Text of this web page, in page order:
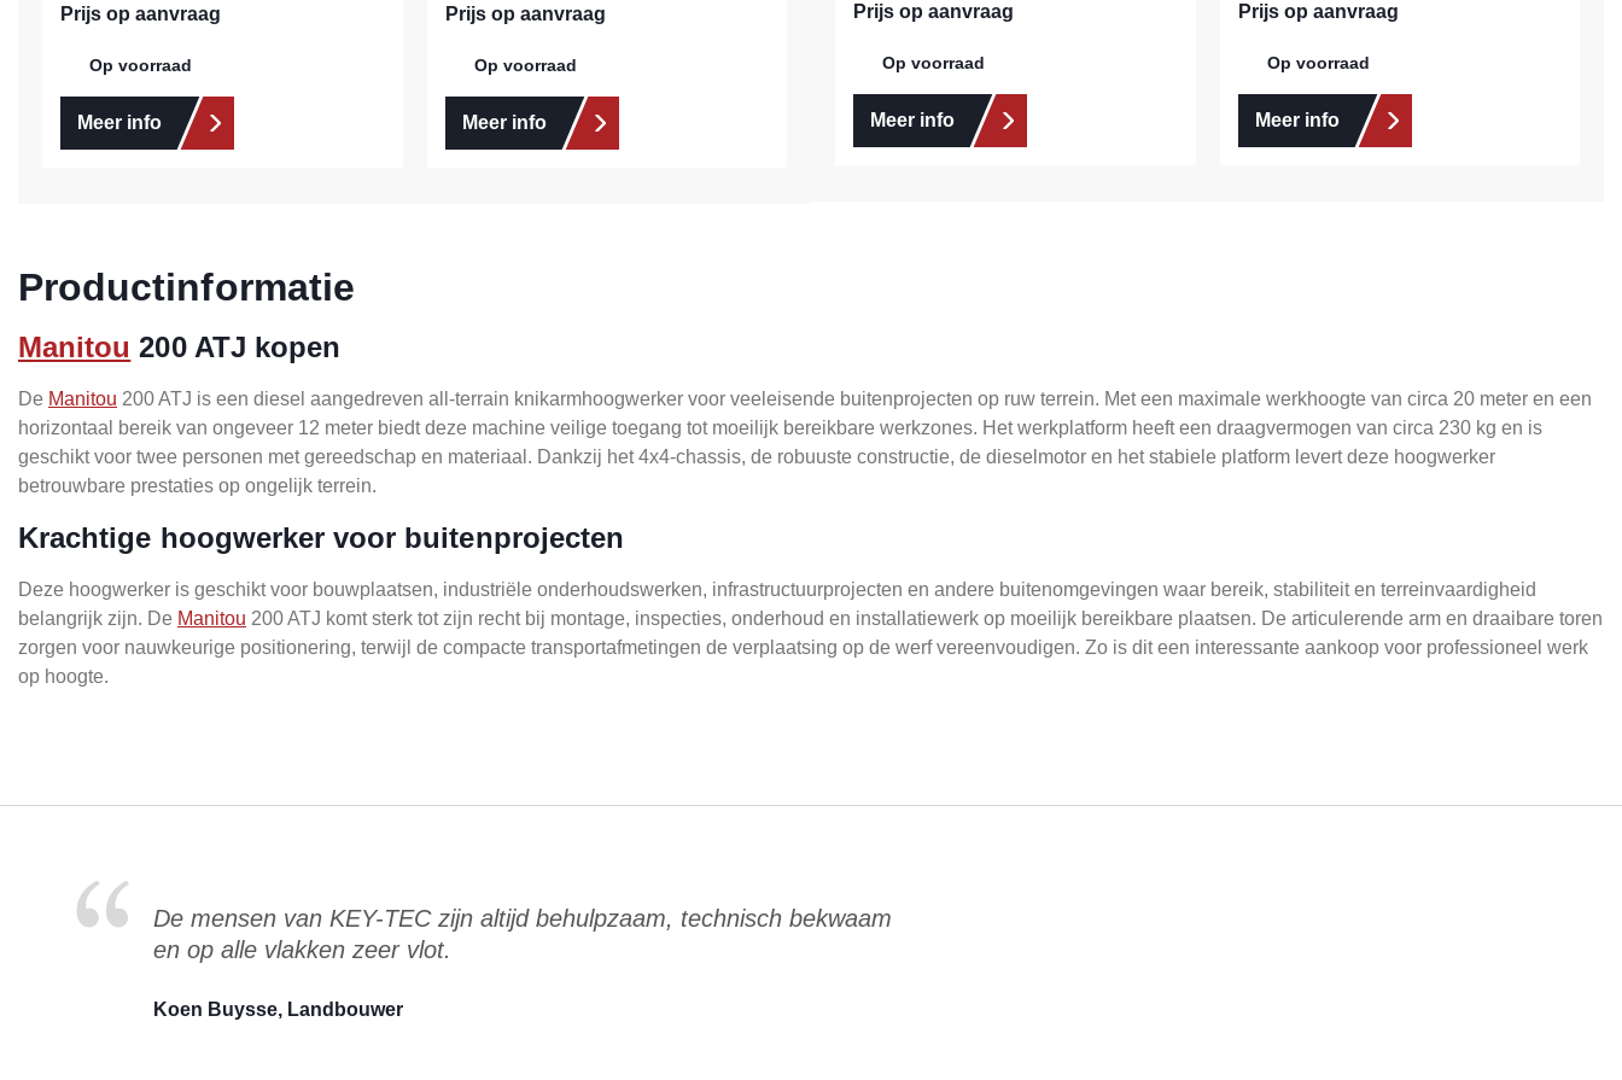
Prijs op aanvraag
Op voorraad
Meer info
Prijs op aanvraag
Op voorraad
Meer info
Prijs op aanvraag
Op voorraad
Meer info
Prijs op aanvraag
Op voorraad
Meer info
Productinformatie
Manitou 200 ATJ kopen
De Manitou 200 ATJ is een diesel aangedreven all-terrain knikarmhoogwerker voor veeleisende buitenprojecten op ruw terrein. Met een maximale werkhoogte van circa 20 meter en een
horizontaal bereik van ongeveer 12 meter biedt deze machine veilige toegang tot moeilijk bereikbare werkzones. Het werkplatform heeft een draagvermogen van circa 230 kg en is
geschikt voor twee personen met gereedschap en materiaal. Dankzij het 4x4-chassis, de robuuste constructie, de dieselmotor en het stabiele platform levert deze hoogwerker
betrouwbare prestaties op ongelijk terrein.
Krachtige hoogwerker voor buitenprojecten
Deze hoogwerker is geschikt voor bouwplaatsen, industriële onderhoudswerken, infrastructuurprojecten en andere buitenomgevingen waar bereik, stabiliteit en terreinvaardigheid
belangrijk zijn. De Manitou 200 ATJ komt sterk tot zijn recht bij montage, inspecties, onderhoud en installatiewerk op moeilijk bereikbare plaatsen. De articulerende arm en draaibare toren
zorgen voor nauwkeurige positionering, terwijl de compacte transportafmetingen de verplaatsing op de werf vereenvoudigen. Zo is dit een interessante aankoop voor professioneel werk
op hoogte.
De mensen van KEY-TEC zijn altijd behulpzaam, technisch bekwaam
en op alle vlakken zeer vlot.
Koen Buysse, Landbouwer